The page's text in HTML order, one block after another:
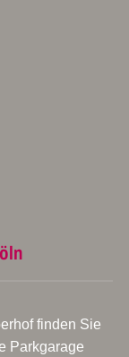
finden Sie
Parkgarage